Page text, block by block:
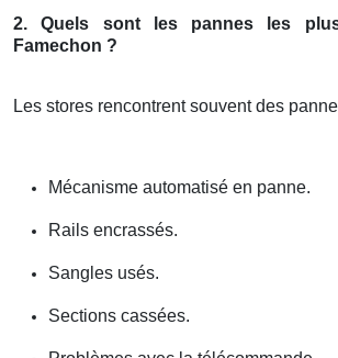
2. Quels sont les pannes les
Famechon ?
Les stores rencontrent souvent des
Mécanisme automatisé en panne.
Rails encrassés.
Sangles usés.
Sections cassées.